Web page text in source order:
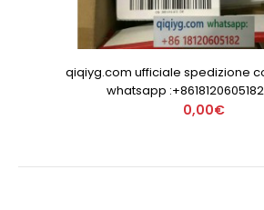
qiqiyg.com ufficiale spedizione
whatsapp :+8618120605182
0,00€